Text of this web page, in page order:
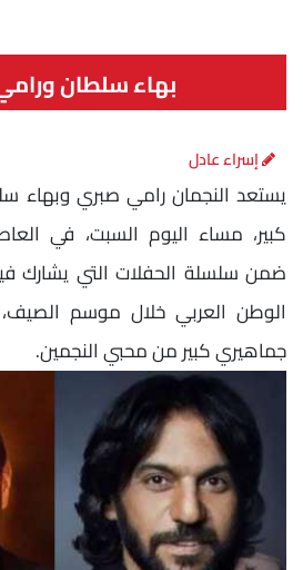
بهاء سلطان
إسراء عادل
يستعد النجمان رامي صبري وبهاء
كبير، مساء اليوم السبت، في
ضمن سلسلة الحفلات التي يشارك
الوطن العربي خلال موسم
جماهيري كبير من محبي النجمين.